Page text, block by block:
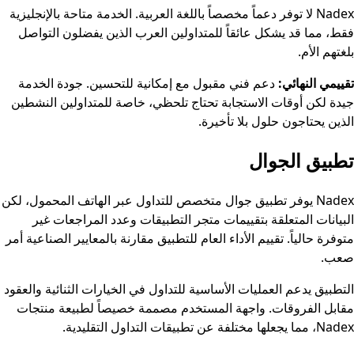
Nadex لا توفر دعماً مخصصاً باللغة العربية. الخدمة متاحة بالإنجليزية
فقط، مما قد يشكل عائقاً للمتداولين العرب الذين يفضلون التواصل
بلغتهم الأم.
تقييمي النهائي: دعم فني مقبول مع إمكانية للتحسين. جودة الخدمة
جيدة لكن أوقات الاستجابة تحتاج تلحظي، خاصة للمتداولين النشطين
الذين يحتاجون حلول بلا تأخيرة.
تطبيق الجوال
Nadex يوفر تطبيق جوال متخصص للتداول عبر الهاتف المحمول، لكن
البيانات المتعلقة بتقييمات متجر التطبيقات وعدد المراجعات غير
متوفرة حالياً. تقييم الأداء العام للتطبيق مقارنة بالمعايير الصناعية أمر
صعب.
التطبيق يدعم العمليات الأساسية للتداول في الخيارات الثنائية والعقود
مقابل الفروقات. واجهة المستخدم مصممة خصيصاً لطبيعة منتجات
Nadex، مما يجعلها مختلفة عن تطبيقات التداول التقليدية.